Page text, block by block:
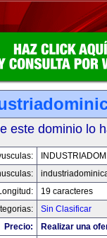
este dominio lo
19 caracteres
Sin Clasificar
Precio:
Realizar una